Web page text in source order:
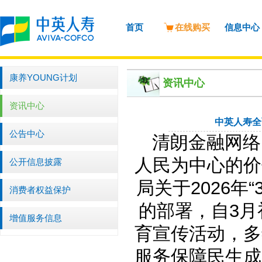
首页 在线购买 信息中心
康养YOUNG计划
资讯中心
公告中心
公开信息披露
消费者权益保护
增值服务信息
资讯中心
中英人寿
清朗金融网
人民为中心的
局关于2026年
的部署，自3
育宣传活动，
服务保障民生